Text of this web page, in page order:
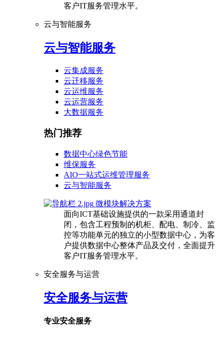
客户IT服务管理水平。
云与智能服务
云与智能服务
云集成服务
云迁移服务
云运维服务
云运营服务
大数据服务
热门推荐
数据中心绿色节能
维保服务
AIO一站式运维管理服务
云与智能服务
微模块解决方案
面向ICT基础设施提供的一款采用通道封
闭，包含工程预制的机柜、配电、制冷、监
控等功能单元的独立的小型数据中心，为客
户提供数据中心整体产品及交付，全面提升
客户IT服务管理水平。
安全服务与运营
安全服务与运营
专业安全服务